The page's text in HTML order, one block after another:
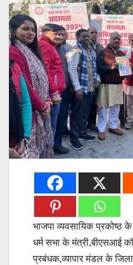
भाजपा व्यवसायिक प्रकोष्ठ
धर्म सभा के मंत्री,बीएसआई
प्रबंधक,व्यापार मंडल के